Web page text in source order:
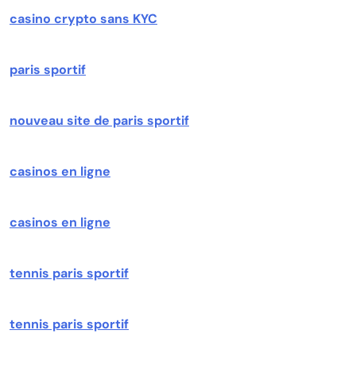
casino crypto sans KYC
paris sportif
nouveau site de paris sportif
casinos en ligne
casinos en ligne
tennis paris sportif
tennis paris sportif